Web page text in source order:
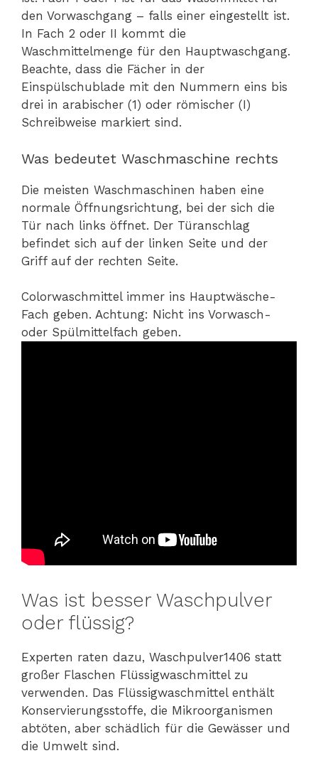
den Vorwaschgang – falls einer eingestellt ist.
In Fach 2 oder II kommt die
Waschmittelmenge für den Hauptwaschgang.
Beachte, dass die Fächer in der
Einspülschublade mit den Nummern eins bis
drei in arabischer (1) oder römischer (I)
Schreibweise markiert sind.
Was bedeutet Waschmaschine rechts
Die meisten Waschmaschinen haben eine
normale Öffnungsrichtung, bei der sich die
Tür nach links öffnet. Der Türanschlag
befindet sich auf der linken Seite und der
Griff auf der rechten Seite.
Colorwaschmittel immer ins Hauptwäsche-
Fach geben. Achtung: Nicht ins Vorwasch-
oder Spülmittelfach geben.
Was ist besser Waschpulver
oder flüssig?
Experten raten dazu, Waschpulver1406 statt
großer Flaschen Flüssigwaschmittel zu
verwenden. Das Flüssigwaschmittel enthält
Konservierungsstoffe, die Mikroorganismen
abtöten, aber schädlich für die Gewässer und
die Umwelt sind.